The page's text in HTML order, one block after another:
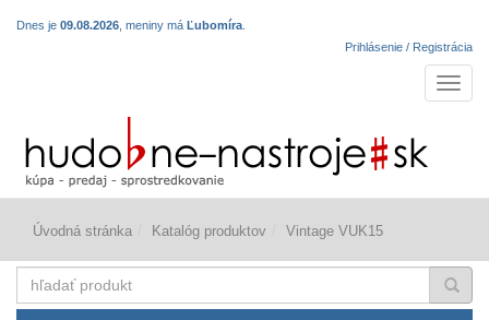
Dnes je 09.08.2026 , meniny má Ľubomíra
Prihlásenie / Registrácia
Úvodná stránka Katalóg produktov Vintage VUK15
produkt